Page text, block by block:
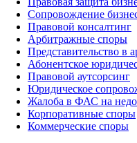
Сопровождение
Правовой консалтинг
Арбитражные споры
Представительство в
Абонентское
Правовой аутсорсинг
Юридическое
Жалоба в ФАС на
Корпоративные споры
Коммерческие споры